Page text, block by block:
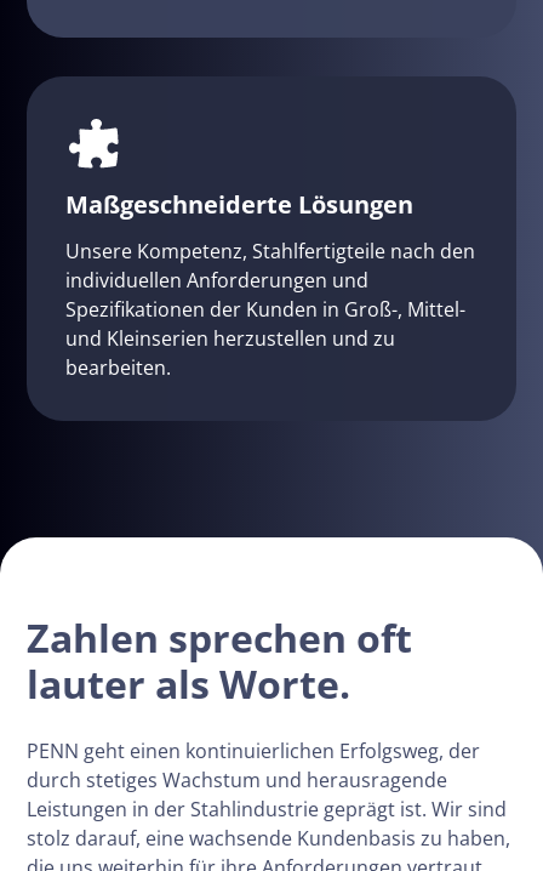
Maßgeschneiderte Lösungen
Unsere Kompetenz, Stahlfertigteile nach den
individuellen Anforderungen und
Spezifikationen der Kunden in Groß-, Mittel-
und Kleinserien herzustellen und zu
bearbeiten.
Zahlen sprechen oft
lauter als Worte.
PENN geht einen kontinuierlichen Erfolgsweg, der
durch stetiges Wachstum und herausragende
Leistungen in der Stahlindustrie geprägt ist. Wir sind
stolz darauf, eine wachsende Kundenbasis zu haben,